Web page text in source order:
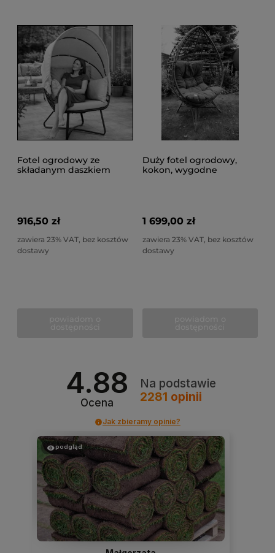
Fotel ogrodowy ze
składanym daszkiem
916,50 zł
zawiera 23% VAT, bez kosztów
dostawy
Duży fotel ogrodowy,
kokon, wygodne
1 699,00 zł
zawiera 23% VAT, bez kosztów
dostawy
4.88
Ocena
Na podstawie
2281 opinii
Jak zbieramy opinie?
podgląd